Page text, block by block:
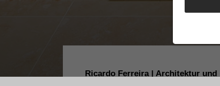
Ricardo Ferreira | Architektur